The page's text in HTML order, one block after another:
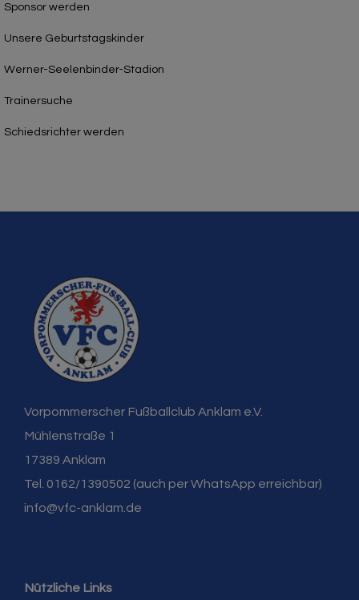
Sponsor werden
Unsere Geburtstagskinder
Werner-Seelenbinder-Stadion
Trainersuche
Schiedsrichter werden
Vorpommerscher Fußballclub Anklam e.V.
Mühlenstraße 1
17389 Anklam
Tel. 0162/1390502 (auch per WhatsApp erreichbar)
info@vfc-anklam.de
Nützliche Links